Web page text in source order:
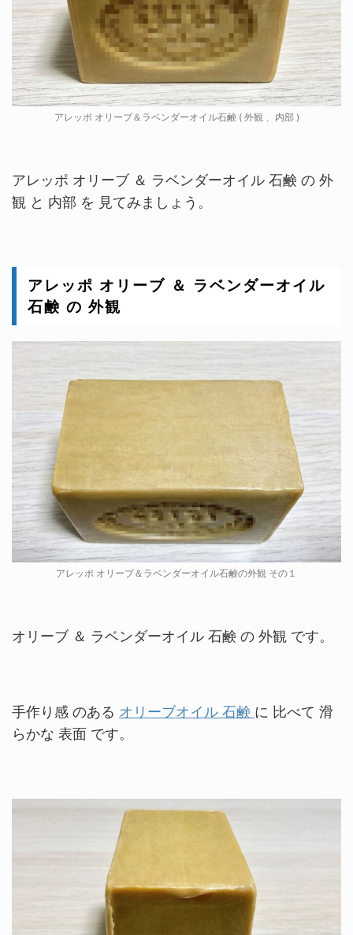
アレッポ オリーブ＆ラベンダーオイル石鹸 ( 外観 、内部 )
アレッポ オリーブ ＆ ラベンダーオイル 石鹸 の 外
観 と 内部 を 見てみましょう。
アレッポ オリーブ ＆ ラベンダーオイル
石鹸 の 外観
アレッポ オリーブ＆ラベンダーオイル石鹸の外観 その１
オリーブ ＆ ラベンダーオイル 石鹸 の 外観 です。
手作り感 のある オリーブオイル 石鹸 に 比べて 滑
らかな 表面 です。